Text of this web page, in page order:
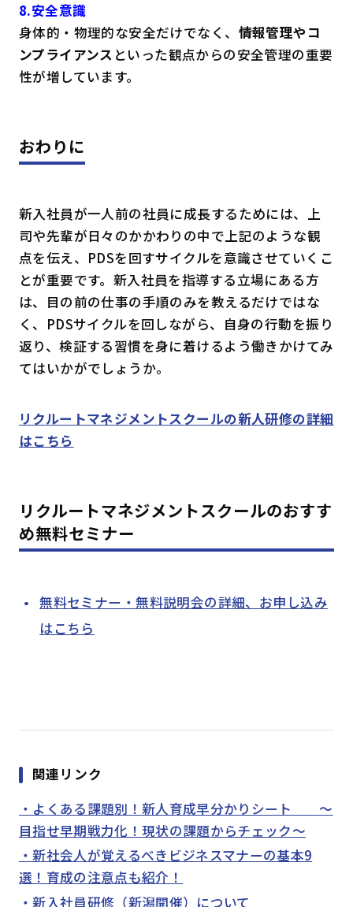
8.安全意識
身体的・物理的な安全だけでなく、 情報管理やコ
ンプライアンス といった観点からの安全管理の重要
性が増しています。
おわりに
新入社員が一人前の社員に成長するためには、上
司や先輩が日々のかかわりの中で上記のような観
点を伝え、PDSを回すサイクルを意識させていくこ
とが重要です。新入社員を指導する立場にある方
は、目の前の仕事の手順のみを教えるだけではな
く、PDSサイクルを回しながら、自身の行動を振り
返り、検証する習慣を身に着けるよう働きかけてみ
てはいかがでしょうか。
リクルートマネジメントスクールの新人研修の詳細
はこちら
リクルートマネジメントスクールのおすす
め無料セミナー
無料セミナー・無料説明会の詳細、お申し込み
はこちら
関連リンク
・よくある課題別！新人育成早分かりシート ～
目指せ早期戦力化！現状の課題からチェック～
・新社会人が覚えるべきビジネスマナーの基本9
選！育成の注意点も紹介！
・新入社員研修（新潟開催）について